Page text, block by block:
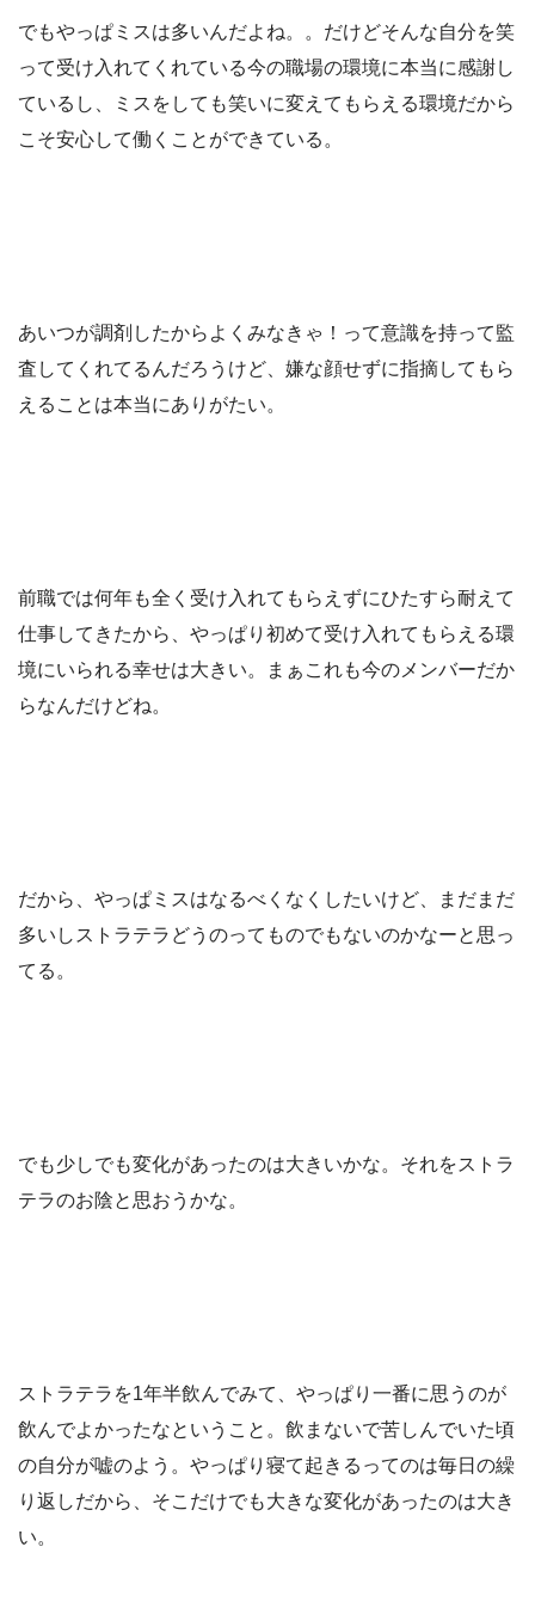
でもやっぱミスは多いんだよね。。だけどそんな自分を笑
って受け入れてくれている今の職場の環境に本当に感謝し
ているし、ミスをしても笑いに変えてもらえる環境だから
こそ安心して働くことができている。
あいつが調剤したからよくみなきゃ！って意識を持って監
査してくれてるんだろうけど、嫌な顔せずに指摘してもら
えることは本当にありがたい。
前職では何年も全く受け入れてもらえずにひたすら耐えて
仕事してきたから、やっぱり初めて受け入れてもらえる環
境にいられる幸せは大きい。まぁこれも今のメンバーだか
らなんだけどね。
だから、やっぱミスはなるべくなくしたいけど、まだまだ
多いしストラテラどうのってものでもないのかなーと思っ
てる。
でも少しでも変化があったのは大きいかな。それをストラ
テラのお陰と思おうかな。
ストラテラを1年半飲んでみて、やっぱり一番に思うのが
飲んでよかったなということ。飲まないで苦しんでいた頃
の自分が嘘のよう。やっぱり寝て起きるってのは毎日の繰
り返しだから、そこだけでも大きな変化があったのは大き
い。